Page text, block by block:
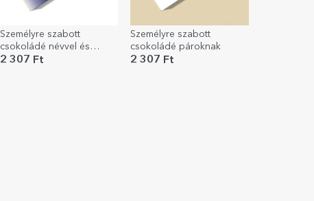
Személyre szabott
csokoládé névvel és
üzenettel - Karácsonyi
2 307 Ft
Személyre szabott
csokoládé pároknak
2 307 Ft